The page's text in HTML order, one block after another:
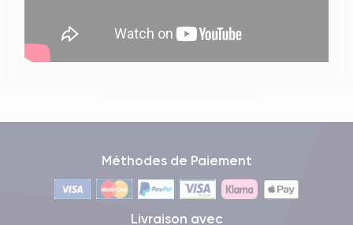
Méthodes de Paiement
Livraison avec